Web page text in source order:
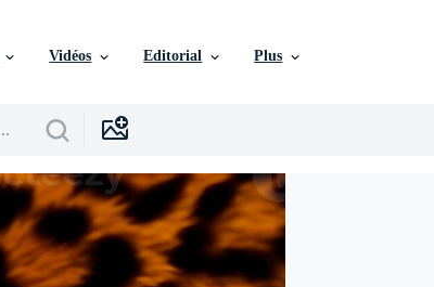
Vidéos Editorial Plus